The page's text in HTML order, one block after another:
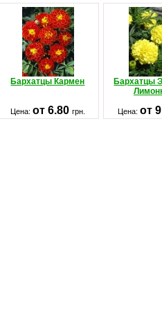
Бархатцы Кармен
Бархатцы
Цена: от 6.80 грн. Цена: от